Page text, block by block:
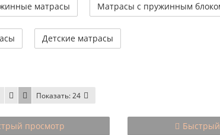
матрасы Матрасы с пружинным
Детские матрасы
Показать:24
просмотр